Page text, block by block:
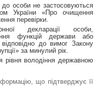
особи не застосовуються
України «Про очищення
перевірки.
декларації особи,
функцій держави або
до вимог Закону
за минулий рік.
рівня володіння державною
що підтверджує її